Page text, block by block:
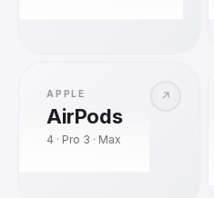
↗
APPLE
AirPods
4 · Pro 3 · Max